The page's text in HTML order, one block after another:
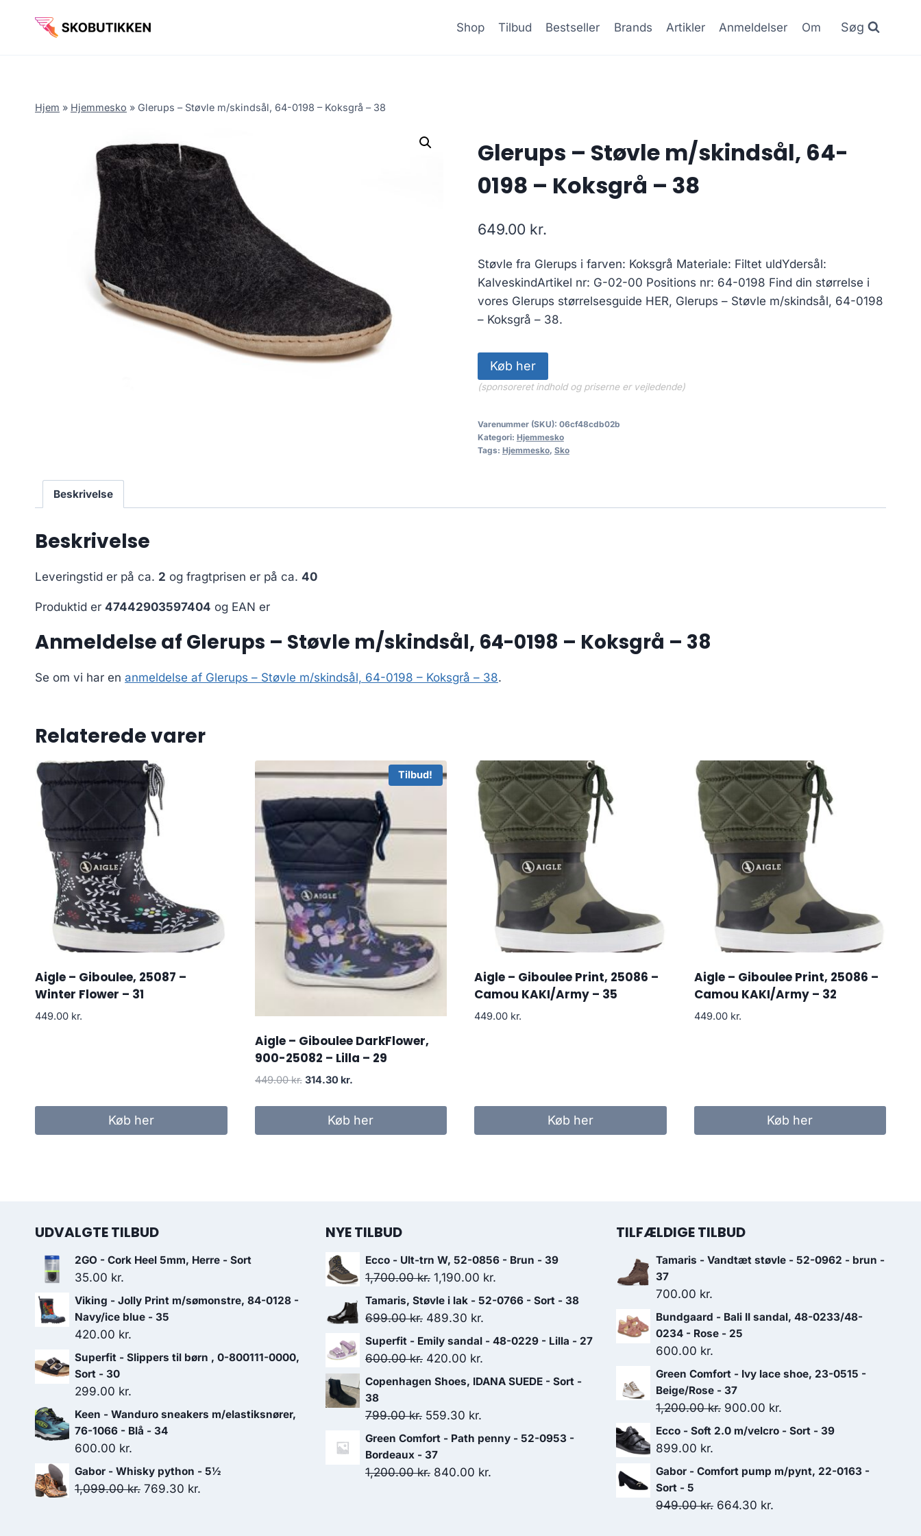
Shop Tilbud Bestseller Brands Artikler Anmeldelser Om Søg
Hjem » Hjemmesko » Glerups – Støvle m/skindsål, 64-0198 – Koksgrå – 38
Glerups – Støvle m/skindsål, 64-
0198 – Koksgrå – 38
649.00 kr.
Støvle fra Glerups i farven: Koksgrå Materiale: Filtet uldYdersål:
KalveskindArtikel nr: G-02-00 Positions nr: 64-0198 Find din størrelse i
vores Glerups størrelsesguide HER, Glerups – Støvle m/skindsål, 64-0198
– Koksgrå – 38.
Køb her
(sponsoreret indhold og priserne er vejledende)
Varenummer (SKU): 06cf48cdb02b
Kategori: Hjemmesko
Tags: Hjemmesko, Sko
Beskrivelse
Beskrivelse
Leveringstid er på ca. 2 og fragtprisen er på ca. 40
Produktid er 47442903597404 og EAN er
Anmeldelse af Glerups – Støvle m/skindsål, 64-0198 – Koksgrå – 38
Se om vi har en anmeldelse af Glerups – Støvle m/skindsål, 64-0198 – Koksgrå – 38.
Relaterede varer
Aigle – Giboulee, 25087 –
Winter Flower – 31
449.00 kr.
Køb her
Tilbud!
Aigle – Giboulee DarkFlower,
900-25082 – Lilla – 29
449.00kr. Den
314.30 kr.
er:
Køb her
Aigle – Giboulee Print, 25086 –
Camou KAKI/Army – 35
449.00 kr.
Køb her
Aigle – Giboulee Print, 25086 –
Camou KAKI/Army – 32
449.00 kr.
Køb her
UDVALGTE TILBUD
2GO - Cork Heel 5mm, Herre - Sort
35.00 kr.
Viking - Jolly Print m/sømonstre, 84-0128 -
Navy/ice blue - 35
420.00 kr.
Superfit - Slippers til børn , 0-800111-0000,
Sort - 30
299.00 kr.
Keen - Wanduro sneakers m/elastiksnører,
76-1066 - Blå - 34
600.00 kr.
Gabor - Whisky python - 5½
1,099.00kr. Den
769.30 kr.
NYE TILBUD
Ecco - Ult-trn W, 52-0856 - Brun - 39
1,700.00kr. Den
oprindelige
pris
1,700.00 kr..
1,190.00 kr.
aktuelle
Tamaris, Støvle i lak - 52-0766 - Sort - 38
699.00kr. Den
oprindelige
pris
699.00 kr..
489.30 kr.
aktuelle
Superfit - Emily sandal - 48-0229 - Lilla - 27
600.00kr. Den
oprindelige
var:
600.00 kr..
420.00 kr.
aktuelle
420.00 kr..
Copenhagen Shoes, IDANA SUEDE - Sort -
38
799.00kr. Den
oprindelige
pris
var:
559.30 kr.
aktuelle
er:
Green Comfort - Path penny - 52-0953 -
Bordeaux - 37
1,200.00kr. Den
840.00 kr.
TILFÆLDIGE TILBUD
Tamaris - Vandtæt støvle - 52-0962 - brun -
37
700.00 kr.
Bundgaard - Bali II sandal, 48-0233/48-
0234 - Rose - 25
600.00 kr.
Green Comfort - Ivy lace shoe, 23-0515 -
Beige/Rose - 37
1,200.00kr. Den
oprindelige
1,200.00 kr..
900.00 kr.
aktuelle
900.00 kr..
Ecco - Soft 2.0 m/velcro - Sort - 39
899.00 kr.
Gabor - Comfort pump m/pynt, 22-0163 -
Sort - 5
949.00kr. Den
664.30 kr.